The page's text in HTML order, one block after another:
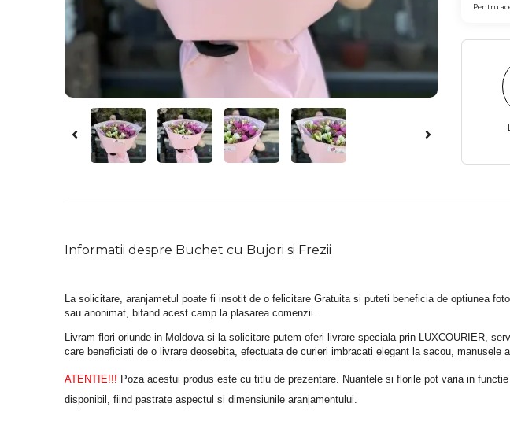
Pentru
Informatii despre Buchet cu Bujori si Frezii
La solicitare, aranjametul poate fi insotit de o felicitare Gratuita si puteti beneficia de optiunea
sau anonimat, bifand acest camp la plasarea comenzii.
Livram flori oriunde in Moldova si la solicitare putem oferi livrare speciala prin LUXCOURIER,
care beneficiati de o livrare deosebita, efectuata de curieri imbracati elegant la sacou, manusele
ATENTIE!!! Poza acestui produs este cu titlu de prezentare. Nuantele si florile pot varia in
disponibil, fiind pastrate aspectul si dimensiunile aranjamentului.